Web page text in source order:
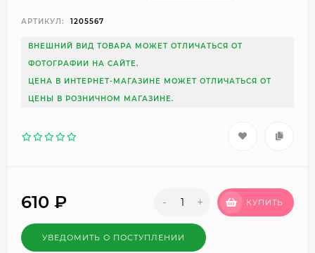
АРТИКУЛ: 1205567
ВНЕШНИЙ ВИД ТОВАРА МОЖЕТ ОТЛИЧАТЬСЯ ОТ
ФОТОГРАФИИ НА САЙТЕ.
ЦЕНА В ИНТЕРНЕТ-МАГАЗИНЕ МОЖЕТ ОТЛИЧАТЬСЯ ОТ
ЦЕНЫ В РОЗНИЧНОМ МАГАЗИНЕ.
610 ₽ - + КУПИТЬ
УВЕДОМИТЬ О ПОСТУПЛЕНИИ